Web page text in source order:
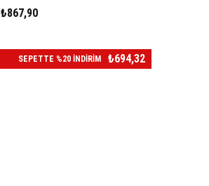
₺867,90
SEPETTE %20 İNDİRİM ₺694,32